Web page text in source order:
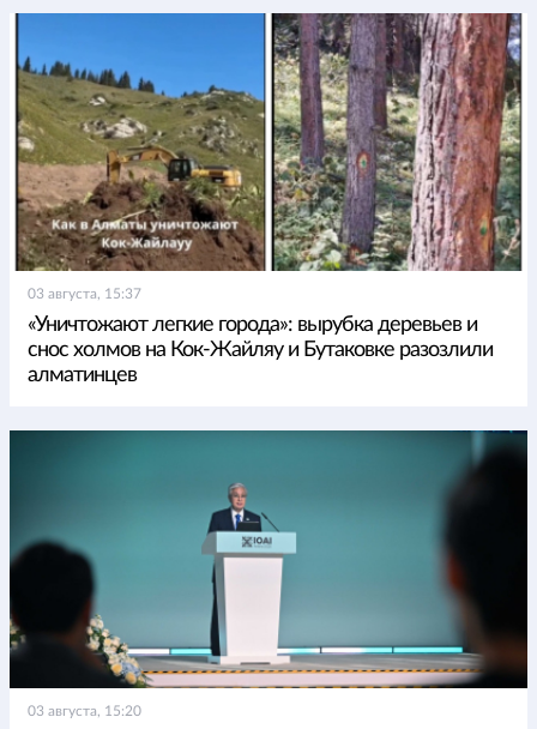
03 августа, 15:37
«Уничтожают легкие города»: вырубка деревьев и
снос холмов на Кок-Жайляу и Бутаковке разозлили
алматинцев
03 августа, 15:20